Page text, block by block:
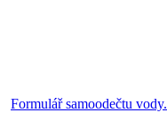
Formulář samoodečtu vody.